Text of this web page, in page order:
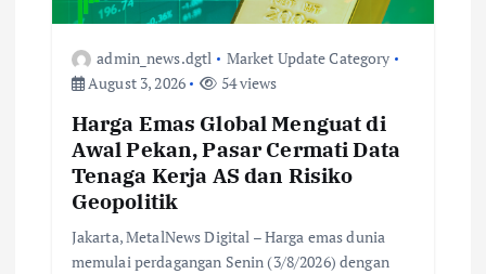
admin_news.dgtl
Market Update Category
August 3, 2026
54 views
Harga Emas Global Menguat di
Awal Pekan, Pasar Cermati Data
Tenaga Kerja AS dan Risiko
Geopolitik
Jakarta, MetalNews Digital – Harga emas dunia
memulai perdagangan Senin (3/8/2026) dengan